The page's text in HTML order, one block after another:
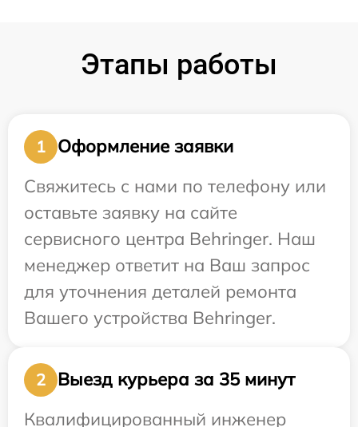
Этапы работы
1
Оформление заявки
Свяжитесь с нами по телефону или
оставьте заявку на сайте
сервисного центра Behringer. Наш
менеджер ответит на Ваш запрос
для уточнения деталей ремонта
Вашего устройства Behringer.
2
Выезд курьера за 35 минут
Квалифицированный инженер